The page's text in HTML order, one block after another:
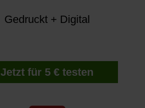
Gedruckt + Digital
Jetzt für 5 € testen